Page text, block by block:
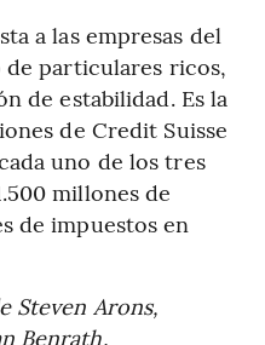
a las empresas del
particulares ricos,
de estabilidad. Es la
de Credit Suisse
uno de los tres
millones de
de impuestos en
Steven Arons,
Benrath.